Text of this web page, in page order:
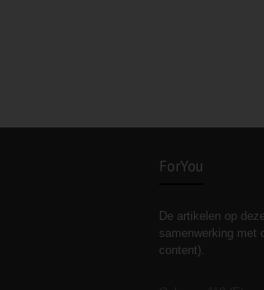
ForYou
De artikelen op
samenwerking met
content).